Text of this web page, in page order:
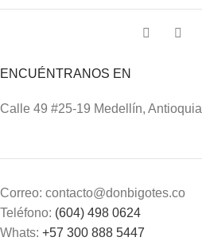
ENCUÉNTRANOS EN
Calle 49 #25-19 Medellín, Antioquia
Correo: contacto@donbigotes.co
Teléfono: (604) 498 0624
Whats: +57 300 888 5447